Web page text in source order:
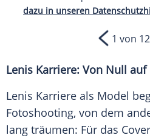
dazu in unseren
1 von
Lenis Karriere: Von Null
Lenis Karriere als Model
Fotoshooting, von dem
lang träumen: Für das